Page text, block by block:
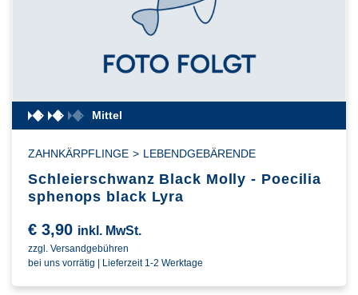
Mittel
ZAHNKÄRPFLINGE > LEBENDGEBÄRENDE
Schleierschwanz Black Molly - Poecilia
sphenops black Lyra
€ 3,90 inkl. MwSt.
zzgl. Versandgebühren
bei uns vorrätig | Lieferzeit 1-2 Werktage